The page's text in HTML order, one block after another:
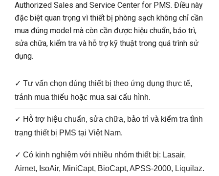
Authorized Sales and Service Center for PMS. Điều này
đặc biệt quan trọng vì thiết bị phòng sạch không chỉ cần
mua đúng model mà còn cần được hiệu chuẩn, bảo trì,
sửa chữa, kiểm tra và hỗ trợ kỹ thuật trong quá trình sử
dụng.
✓ Tư vấn chọn đúng thiết bị theo ứng dụng thực tế,
tránh mua thiếu hoặc mua sai cấu hình.
✓ Hỗ trợ hiệu chuẩn, sửa chữa, bảo trì và kiểm tra tình
trạng thiết bị PMS tại Việt Nam.
✓ Có kinh nghiệm với nhiều nhóm thiết bị: Lasair,
Airnet, IsoAir, MiniCapt, BioCapt, APSS-2000, Liquilaz.